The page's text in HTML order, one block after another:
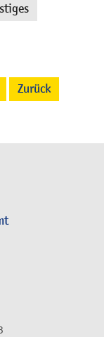
Zurück